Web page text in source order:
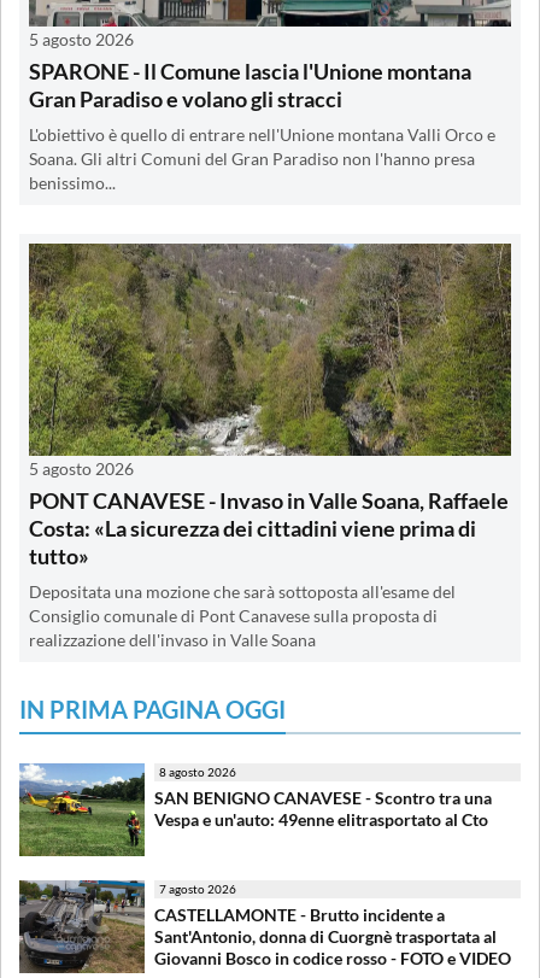
5 agosto 2026
SPARONE - Il Comune lascia l'Unione montana
Gran Paradiso e volano gli stracci
L'obiettivo è quello di entrare nell'Unione montana Valli Orco e
Soana. Gli altri Comuni del Gran Paradiso non l'hanno presa
benissimo...
5 agosto 2026
PONT CANAVESE - Invaso in Valle Soana, Raffaele
Costa: «La sicurezza dei cittadini viene prima di
tutto»
Depositata una mozione che sarà sottoposta all'esame del
Consiglio comunale di Pont Canavese sulla proposta di
realizzazione dell'invaso in Valle Soana
IN PRIMA PAGINA OGGI
8 agosto 2026
SAN BENIGNO CANAVESE - Scontro tra una
Vespa e un'auto: 49enne elitrasportato al Cto
7 agosto 2026
CASTELLAMONTE - Brutto incidente a
Sant'Antonio, donna di Cuorgnè trasportata al
Giovanni Bosco in codice rosso - FOTO e VIDEO